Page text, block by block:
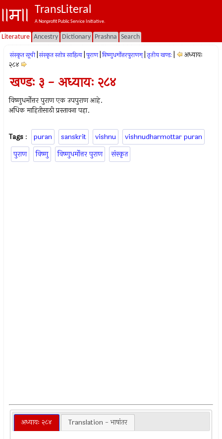
TransLiteral
A Nonprofit Public Service Initiative.
Literature Ancestry Dictionary Prashna Search
संस्कृत सूची संस्कृत स्तोत्र साहित्य पुराण विष्णुधर्मोत्तरपुराणम् तृतीय खण्डः
अध्यायः
२८४
खण्डः ३ - अध्यायः २८४
विष्णुधर्मोत्तर पुराण एक उपपुराण आहे.
अधिक माहितीसाठी प्रस्तावना पहा.
Tags : puran sanskrit vishnu
vishnudharmottar puran
पुराण
विष्णु विष्णुधर्मोत्तर पुराण संस्कृत
अध्यायः २८४ Translation - भाषांतर